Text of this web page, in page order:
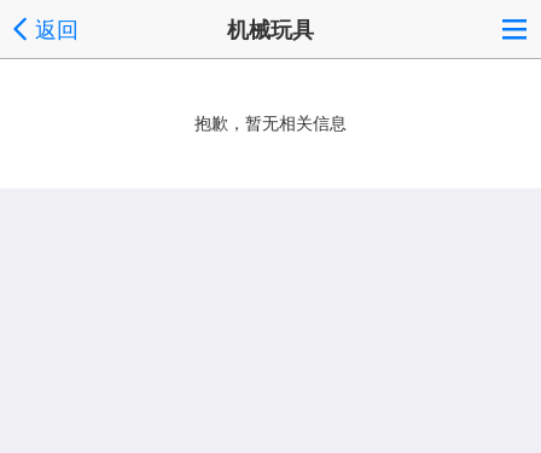
返回 机械玩具
抱歉，暂无相关信息